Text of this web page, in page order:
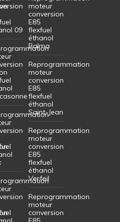
09
moteur
conversion
E85
flexfuel
éthanol
Balma
Reprogrammation
moteur
conversion
E85
flexfuel
éthanol
Saint-Jean
Reprogrammation
moteur
conversion
E85
flexfuel
éthanol
Verfeil
Reprogrammation
moteur
conversion